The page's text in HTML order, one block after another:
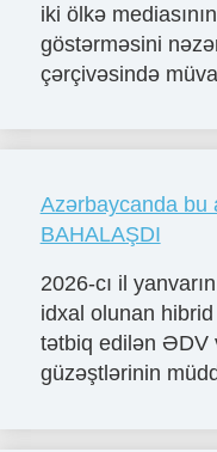
iki ölkə
göstərməsini
çərçivəsində
Azərbaycanda bu
BAHALAŞDI
2026-cı il
idxal olunan
tətbiq edilən ƏDV
güzəştlərinin